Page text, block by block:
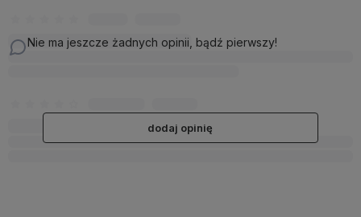
Nie ma jeszcze żadnych opinii, bądź pierwszy!
dodaj opinię